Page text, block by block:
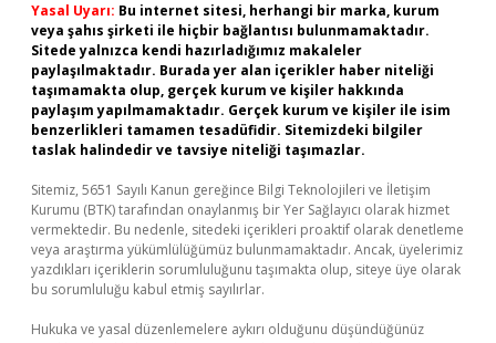
Yasal Uyarı: Bu internet sitesi, herhangi bir marka, kurum
veya şahıs şirketi ile hiçbir bağlantısı bulunmamaktadır.
Sitede yalnızca kendi hazırladığımız makaleler
paylaşılmaktadır. Burada yer alan içerikler haber niteliği
taşımamakta olup, gerçek kurum ve kişiler hakkında
paylaşım yapılmamaktadır. Gerçek kurum ve kişiler ile isim
benzerlikleri tamamen tesadüfidir. Sitemizdeki bilgiler
taslak halindedir ve tavsiye niteliği taşımazlar.
Sitemiz, 5651 Sayılı Kanun gereğince Bilgi Teknolojileri ve İletişim
Kurumu (BTK) tarafından onaylanmış bir Yer Sağlayıcı olarak hizmet
vermektedir. Bu nedenle, sitedeki içerikleri proaktif olarak denetleme
veya araştırma yükümlülüğümüz bulunmamaktadır. Ancak, üyelerimiz
yazdıkları içeriklerin sorumluluğunu taşımakta olup, siteye üye olarak
bu sorumluluğu kabul etmiş sayılırlar.
Hukuka ve yasal düzenlemelere aykırı olduğunu düşündüğünüz